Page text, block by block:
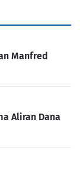
Manfred
Aliran Dana